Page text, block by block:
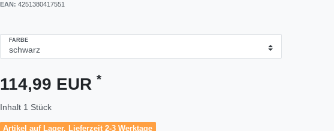
EAN: 4251380417551
FARBE
114,99 EUR *
Inhalt 1 Stück
Artikel auf Lager, Lieferzeit 2-3 Werktage